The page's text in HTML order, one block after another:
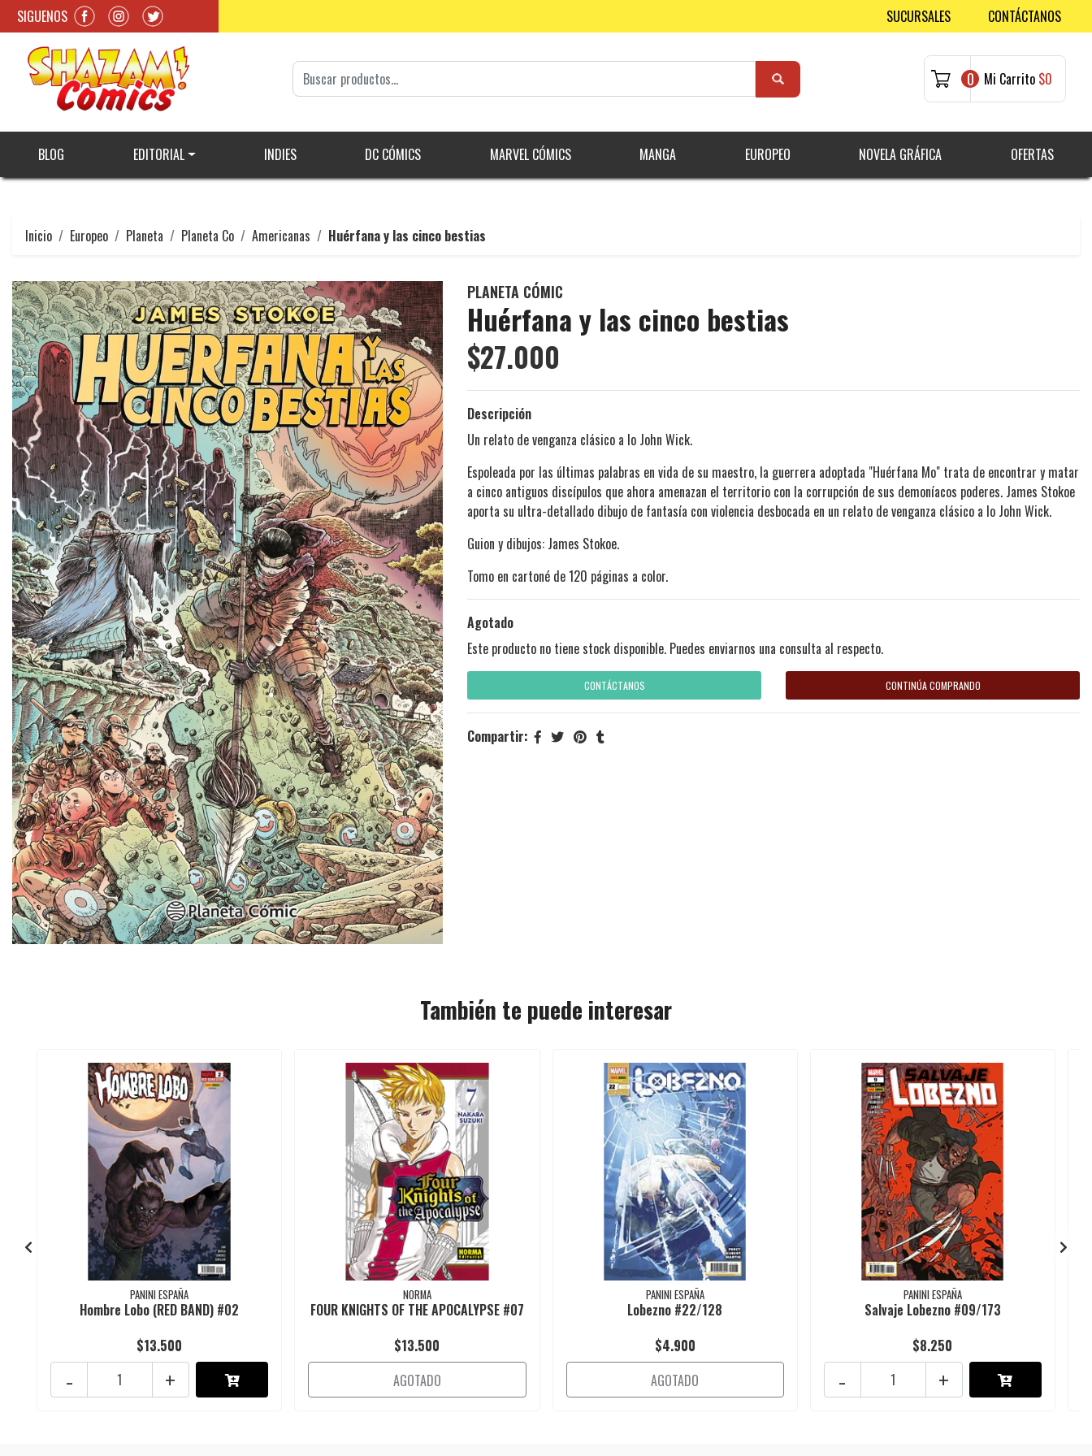
SIGUENOS SUCURSALES CONTÁCTANOS
0 Mi Carrito $0
BLOG EDITORIAL INDIES DC CÓMICS MARVEL CÓMICS MANGA EUROPEO NOVELA GRÁFICA OFERTAS
Inicio Europeo Planeta Planeta Co Americanas Huérfana y las cinco bestias
PLANETA CÓMIC
Huérfana y las cinco bestias
$27.000
Descripción
Un relato de venganza clásico a lo John Wick.
Espoleada por las últimas palabras en vida de su maestro, la guerrera adoptada "Huérfana Mo" trata de encontrar y matar
a cinco antiguos discípulos que ahora amenazan el territorio con la corrupción de sus demoníacos poderes. James Stokoe
aporta su ultra-detallado dibujo de fantasía con violencia desbocada en un relato de venganza clásico a lo John Wick.
Guion y dibujos: James Stokoe.
Tomo en cartoné de 120 páginas a color.
Agotado
Este producto no tiene stock disponible. Puedes enviarnos una consulta al respecto.
CONTÁCTANOS CONTINÚA COMPRANDO
Compartir:
También te puede interesar
PANINI ESPAÑA
Hombre Lobo (RED BAND) #02
$13.500
+
-
NORMA
FOUR KNIGHTS OF THE APOCALYPSE #07
$13.500
AGOTADO
PANINI ESPAÑA
Lobezno #22/128
$4.900
AGOTADO
PANINI ESPAÑA
Salvaje Lobezno #09/173
$8.250
+
-